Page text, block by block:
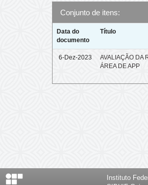
Conjunto de itens:
Data do
documento
Título
6-Dez-2023
AVALIAÇÃO DA
ÁREA DE APP
Instituto